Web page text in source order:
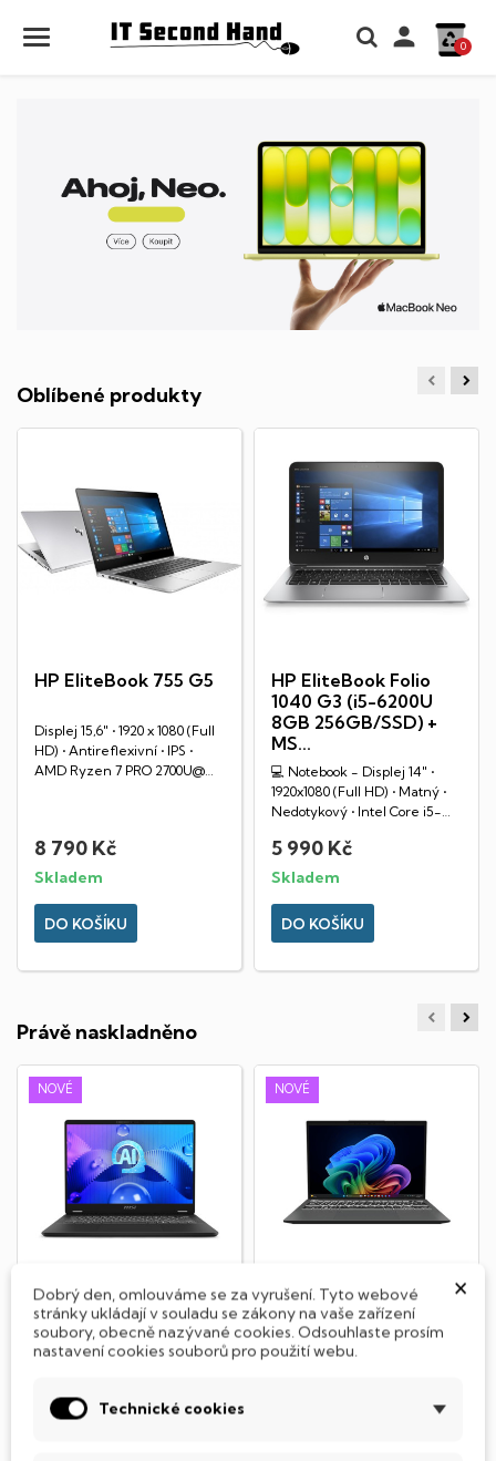
 0
Oblíbené produkty
HP EliteBook 755 G5
Displej 15,6" • 1920 x 1080 (Full
HD) • Antireflexivní • IPS •
AMD Ryzen 7 PRO 2700U@
8 790 Kč
Skladem
DO KOŠÍKU
HP EliteBook Folio
1040 G3 (i5-6200U
8GB 256GB/SSD) +
MS...
💻 Notebook - Displej 14" •
1920x1080 (Full HD) • Matný •
Nedotykový • Intel Core i5-
5 990 Kč
Skladem
DO KOŠÍKU
Právě naskladněno
NOVÉ
MSI Prestige 14 AI Evo
C1MG-065UK
DDR5, 512GB SSD NVMe, 14"
NOVÉ
MSI Prestige 13 AI+
Evo A2VMG-012UK
×
Dobrý den, omlouváme se za vyrušení. Tyto webové
stránky ukládají v souladu se zákony na vaše zařízení
soubory, obecně nazývané cookies. Odsouhlaste prosím
nastavení cookies souborů pro použití webu.
Technické cookies